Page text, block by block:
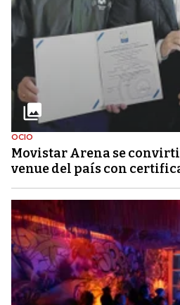
OCIO
Movistar Arena se
venue del país con